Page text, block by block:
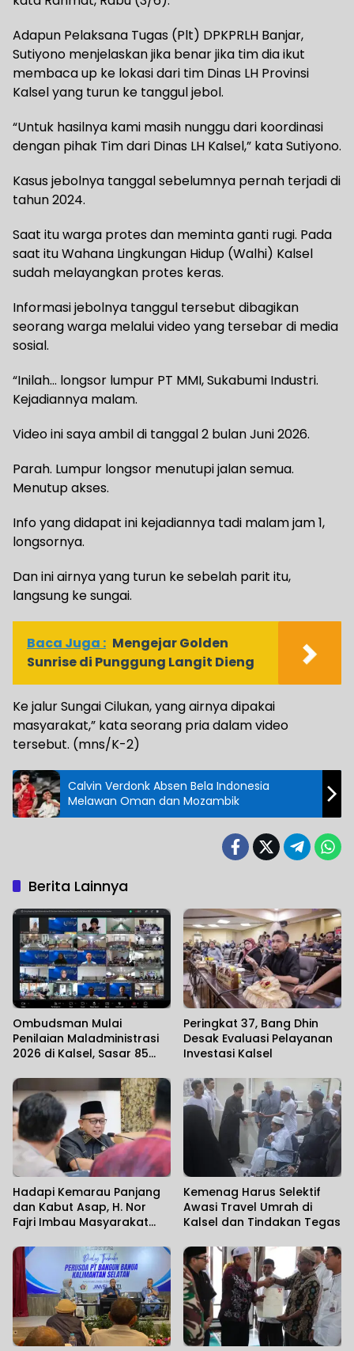
Adapun Pelaksana Tugas (Plt) DPKPRLH Banjar,
Sutiyono menjelaskan jika benar jika tim dia ikut
membaca up ke lokasi dari tim Dinas LH Provinsi
Kalsel yang turun ke tanggul jebol.
“Untuk hasilnya kami masih nunggu dari koordinasi
dengan pihak Tim dari Dinas LH Kalsel,” kata Sutiyono.
Kasus jebolnya tanggal sebelumnya pernah terjadi di
tahun 2024.
Saat itu warga protes dan meminta ganti rugi. Pada
saat itu Wahana Lingkungan Hidup (Walhi) Kalsel
sudah melayangkan protes keras.
Informasi jebolnya tanggul tersebut dibagikan
seorang warga melalui video yang tersebar di media
sosial.
“Inilah… longsor lumpur PT MMI, Sukabumi Industri.
Kejadiannya malam.
Video ini saya ambil di tanggal 2 bulan Juni 2026.
Parah. Lumpur longsor menutupi jalan semua.
Menutup akses.
Info yang didapat ini kejadiannya tadi malam jam 1,
longsornya.
Dan ini airnya yang turun ke sebelah parit itu,
langsung ke sungai.
Baca Juga : Mengejar Golden
Sunrise di Punggung Langit Dieng
Ke jalur Sungai Cilukan, yang airnya dipakai
masyarakat,” kata seorang pria dalam video
tersebut. (mns/K-2)
Calvin Verdonk Absen Bela Indonesia
Melawan Oman dan Mozambik
Berita Lainnya
Ombudsman Mulai
Penilaian Maladministrasi
2026 di Kalsel, Sasar 85
Peringkat 37, Bang Dhin
Desak Evaluasi Pelayanan
Investasi Kalsel
Hadapi Kemarau Panjang
dan Kabut Asap, H. Nor
Fajri Imbau Masyarakat
Kemenag Harus Selektif
Awasi Travel Umrah di
Kalsel dan Tindakan Tegas